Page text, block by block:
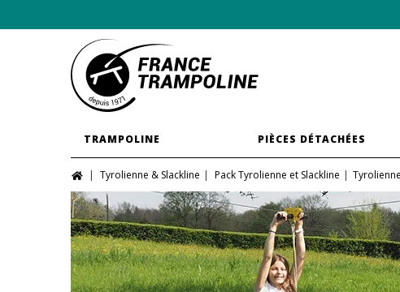
TRAMPOLINE PIÈCES DÉTACHÉES
Tyrolienne & Slackline Pack Tyrolienne et Slackline